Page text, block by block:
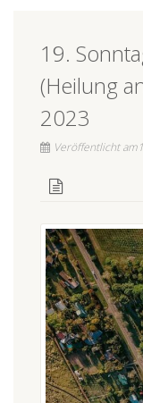
19.
(Heilung
2023
Veröffentlicht